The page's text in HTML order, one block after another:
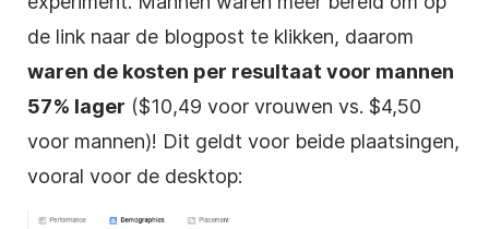
de link naar de blogpost te klikken, daarom
waren de kosten per resultaat voor mannen
57% lager ($10,49 voor vrouwen vs. $4,50
voor mannen)! Dit geldt voor beide plaatsingen,
vooral voor de desktop: